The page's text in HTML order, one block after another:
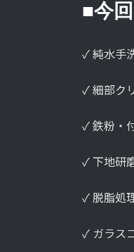
■今
✓ 純水手
✓ 細部ク
✓ 鉄粉・
✓ 下地研
✓ 脱脂処
✓ ガラス